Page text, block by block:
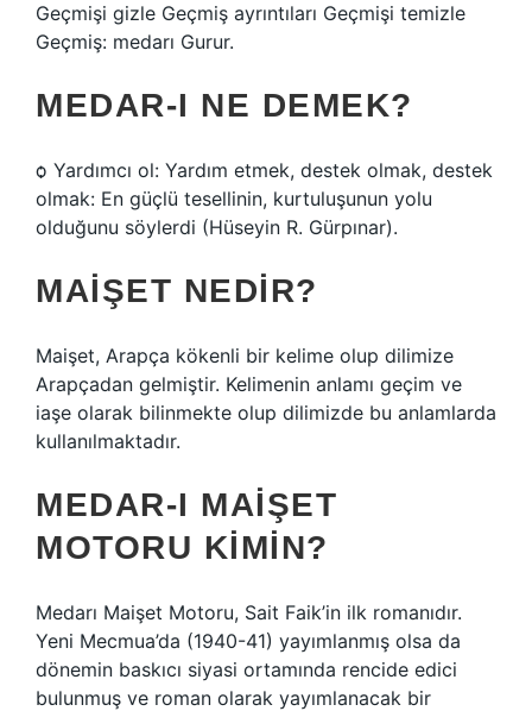
Geçmişi gizle Geçmiş ayrıntıları Geçmişi temizle
Geçmiş: medarı Gurur.
MEDAR-I NE DEMEK?
ѻ Yardımcı ol: Yardım etmek, destek olmak, destek
olmak: En güçlü tesellinin, kurtuluşunun yolu
olduğunu söylerdi (Hüseyin R. Gürpınar).
MAIŞET NEDIR?
Maişet, Arapça kökenli bir kelime olup dilimize
Arapçadan gelmiştir. Kelimenin anlamı geçim ve
iaşe olarak bilinmekte olup dilimizde bu anlamlarda
kullanılmaktadır.
MEDAR-I MAIŞET
MOTORU KIMIN?
Medarı Maişet Motoru, Sait Faik’in ilk romanıdır.
Yeni Mecmua’da (1940-41) yayımlanmış olsa da
dönemin baskıcı siyasi ortamında rencide edici
bulunmuş ve roman olarak yayımlanacak bir